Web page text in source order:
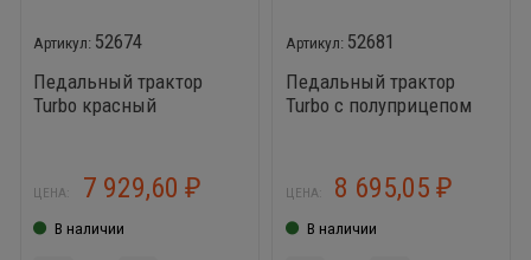
52674
Педальный трактор
Turbo красный
ЦЕНА: 7 929,60 ₽
В наличии
52681
Педальный трактор
Turbo с полуприцепом
ЦЕНА: 8 695,05₽
В наличии